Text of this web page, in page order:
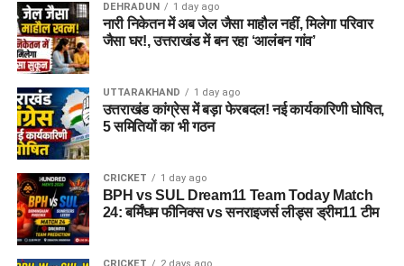
सेना का वरिष्ठ अधिकारी बताकर लोगों का भरोसा जीतता था।
5. पुलिस को आरोपी के पास से क्या बरामद
हुआ?
तलाशी के दौरान आरोपी के पास से सेना की वर्दी, बैज, कैप और वॉकी-टॉकी
बरामद किए गए हैं।
SUL-W vs WEF-W Dream11 Prediction Match 27:
The Hundred Women 2026
Haridwar News: कांवड़ मेले के बीच दो घरों में चोरी का
DEHRADUN 1 day ago
नारी निकेतन में अब जेल जैसा माहौल नहीं, मिलेगा परिवार
जैसा घर!, उत्तराखंड में बन रहा ‘आलंबन गांव’
UTTARAKHAND 1 day ago
उत्तराखंड कांग्रेस में बड़ा फेरबदल! नई कार्यकारिणी घोषित,
5 समितियों का भी गठन
CRICKET 1 day ago
BPH vs SUL Dream11 Team Today Match
24: बर्मिंघम फीनिक्स vs सनराइजर्स लीड्स ड्रीम11 टीम